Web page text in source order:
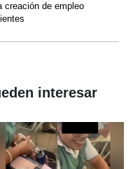
creación de empleo
interesar